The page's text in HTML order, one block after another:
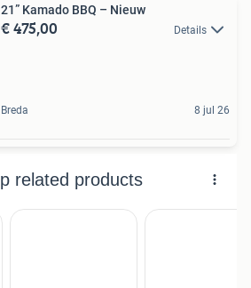
21” Kamado BBQ – Nieuw
€ 475,00 Details
Breda 8 jul 26